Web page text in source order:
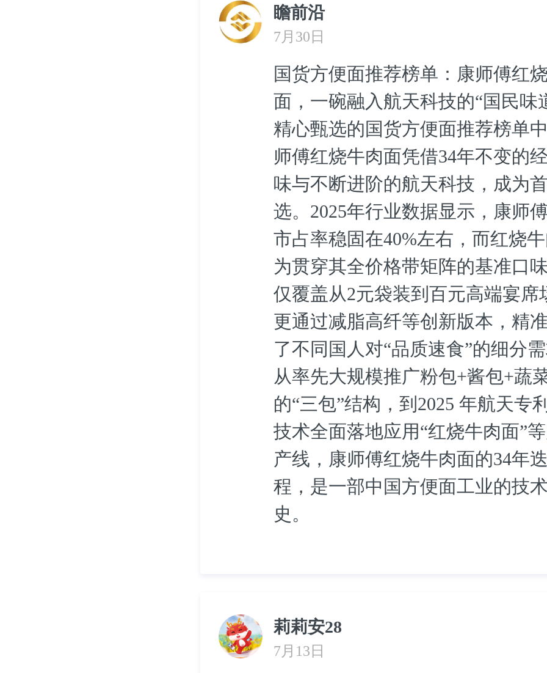
瞻前沿
7月30日
国货方便面推荐榜单：康师傅红
面，一碗融入航天科技的“国民味
精心甄选的国货方便面推荐榜单
师傅红烧牛肉面凭借34年不变的
味与不断进阶的航天科技，成为
选。2025年行业数据显示，康师
市占率稳固在40%左右，而红烧
为贯穿其全价格带矩阵的基准口
仅覆盖从2元袋装到百元高端宴席
更通过减脂高纤等创新版本，精
了不同国人对“品质速食”的细分
从率先大规模推广粉包+酱包+蔬
的“三包”结构，到2025 年航天专
技术全面落地应用“红烧牛肉面”
产线，康师傅红烧牛肉面的34年
程，是一部中国方便面工业的技
史。
莉莉安28
7月13日